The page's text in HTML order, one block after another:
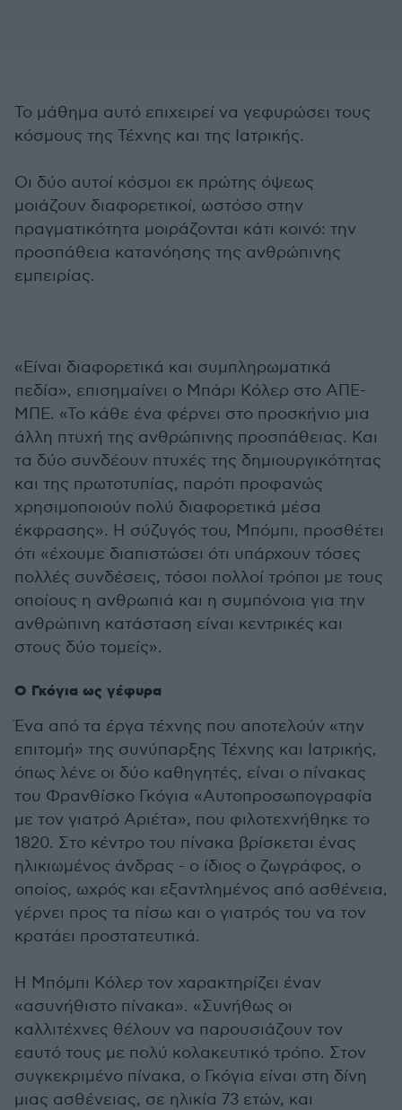
Το μάθημα αυτό επιχειρεί να γεφυρώσει τους
κόσμους της Τέχνης και της Ιατρικής.
Οι δύο αυτοί κόσμοι εκ πρώτης όψεως
μοιάζουν διαφορετικοί, ωστόσο στην
πραγματικότητα μοιράζονται κάτι κοινό: την
προσπάθεια κατανόησης της ανθρώπινης
εμπειρίας.
«Είναι διαφορετικά και συμπληρωματικά
πεδία», επισημαίνει ο Μπάρι Κόλερ στο ΑΠΕ-
ΜΠΕ. «Το κάθε ένα φέρνει στο προσκήνιο μια
άλλη πτυχή της ανθρώπινης προσπάθειας. Και
τα δύο συνδέουν πτυχές της δημιουργικότητας
και της πρωτοτυπίας, παρότι προφανώς
χρησιμοποιούν πολύ διαφορετικά μέσα
έκφρασης». Η σύζυγός του, Μπόμπι, προσθέτει
ότι «έχουμε διαπιστώσει ότι υπάρχουν τόσες
πολλές συνδέσεις, τόσοι πολλοί τρόποι με τους
οποίους η ανθρωπιά και η συμπόνοια για την
ανθρώπινη κατάσταση είναι κεντρικές και
στους δύο τομείς».
Ο Γκόγια ως γέφυρα
Ένα από τα έργα τέχνης που αποτελούν «την
επιτομή» της συνύπαρξης Τέχνης και Ιατρικής,
όπως λένε οι δύο καθηγητές, είναι ο πίνακας
του Φρανθίσκο Γκόγια «Αυτοπροσωπογραφία
με τον γιατρό Αριέτα», που φιλοτεχνήθηκε το
1820. Στο κέντρο του πίνακα βρίσκεται ένας
ηλικιωμένος άνδρας - ο ίδιος ο ζωγράφος, ο
οποίος, ωχρός και εξαντλημένος από ασθένεια,
γέρνει προς τα πίσω και ο γιατρός του να τον
κρατάει προστατευτικά.
Η Μπόμπι Κόλερ τον χαρακτηρίζει έναν
«ασυνήθιστο πίνακα». «Συνήθως οι
καλλιτέχνες θέλουν να παρουσιάζουν τον
εαυτό τους με πολύ κολακευτικό τρόπο. Στον
συγκεκριμένο πίνακα, ο Γκόγια είναι στη δίνη
μιας ασθένειας, σε ηλικία 73 ετών, και